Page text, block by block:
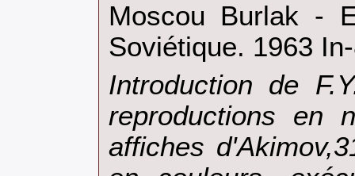
‎Moscou Burlak -
Soviétique. 1963
‎Introduction de
reproductions en
affiches